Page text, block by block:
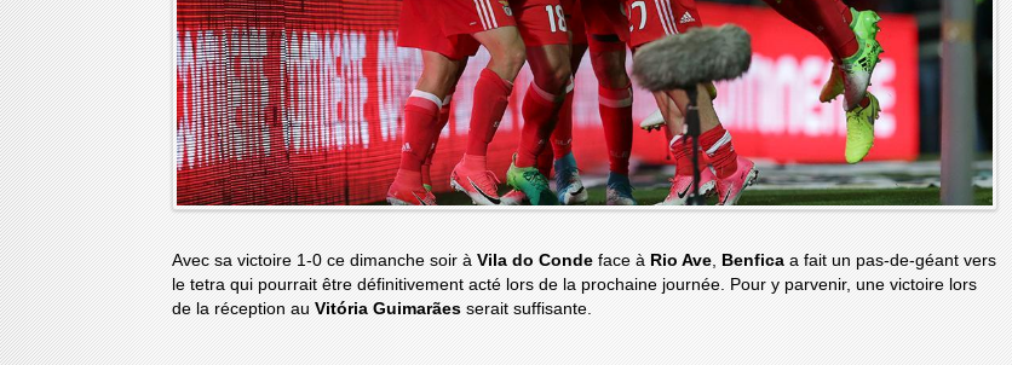
Avec sa victoire 1-0 ce dimanche soir à Vila do Conde face à Rio Ave Benfica a fait un pas-de-géant vers
le tetra qui pourrait être définitivement acté lors de la prochaine journée. Pour y parvenir, une victoire lors
de la réception au Vitória Guimarães serait suffisante.